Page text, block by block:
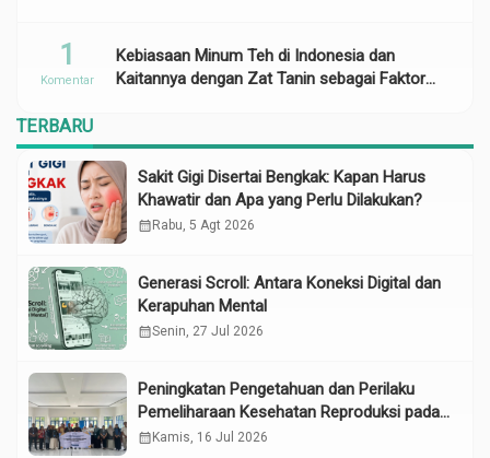
Kebiasaan Minum Teh di Indonesia dan
Kaitannya dengan Zat Tanin sebagai Faktor
1
Komentar
TERBARU
Sakit Gigi Disertai Bengkak: Kapan Harus
Khawatir dan Apa yang Perlu Dilakukan?
calendar_month Rabu, 5 Agt 2026
Generasi Scroll: Antara Koneksi Digital dan
Kerapuhan Mental
calendar_monthSenin, 27 Jul 2026
Peningkatan Pengetahuan dan Perilaku
Pemeliharaan Kesehatan Reproduksi pada
Lansia melalui Edukasi dan Konseling di
calendar_month Kamis, 16 Jul 2026